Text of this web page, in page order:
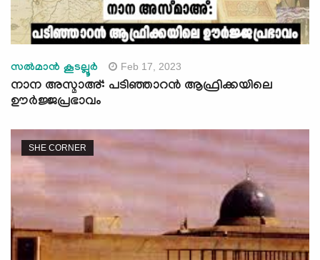
സല്‍മാന്‍ കൂടല്ലൂര്‍ Feb 17, 2023
നാന അസ്മാഅ്: പടിഞ്ഞാറൻ ആഫ്രിക്കയിലെ
ഊർജ്ജപ്രഭാവം
SHE CORNER